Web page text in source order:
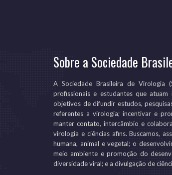
Sobre a Sociedade
A Sociedade Brasileira de Virologia
profissionais e estudantes que
objetivos de difundir estudos,
referentes a virologia; incentivar e
manter contato, intercâmbio e
virologia e ciências afins. Buscamos,
humana, animal e vegetal; o
meio ambiente e promoção do
diversidade viral; e a divulgação de